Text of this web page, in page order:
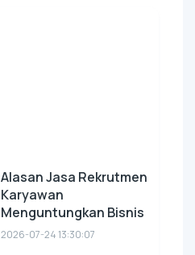
Alasan Jasa Rekrutmen
Karyawan
Menguntungkan Bisnis
2026-07-24 13:30:07